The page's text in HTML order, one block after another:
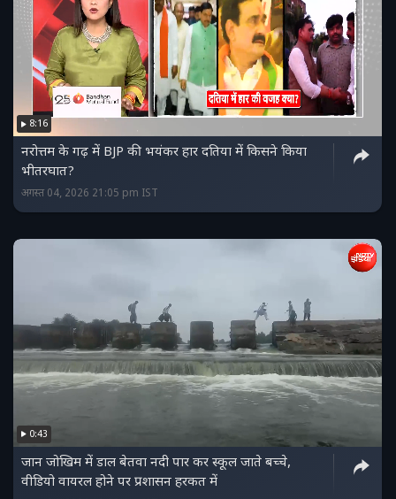
8:16
नरोत्तम के गढ़ में BJP की भयंकर हार दतिया में किसने किया
भीतरघात?
अगस्त 04, 2026 21:05 pm IST
0:43
जान जोखिम में डाल बेतवा नदी पार कर स्कूल जाते बच्चे,
वीडियो वायरल होने पर प्रशासन हरकत में